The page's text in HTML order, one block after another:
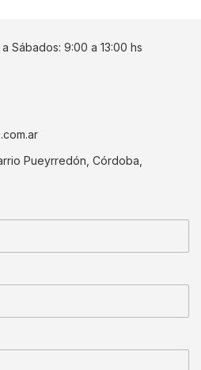
Sábados: 9:00 a 13:00 hs
Pueyrredón, Córdoba,